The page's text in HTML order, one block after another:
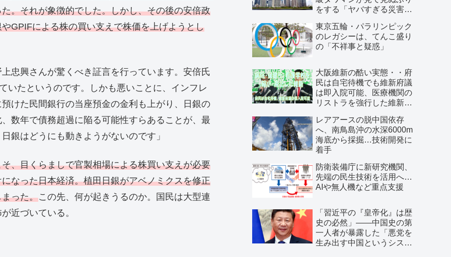
。それが象徴的でした。しかし、その後の安倍政
GPIFによる株の買い支えで株価を上げようとし
忠興さんが驚くべき証言を行っています。安倍氏
いたというのです。しかも悪いことに、インフレ
けた民間銀行の当座預金の金利も上がり、日銀の
数年で債務超過に陥る可能性すらあることが、最
銀はどうにも動きようがないのです」
、目くらましで官製相場による株買い支えが必要
なった日本経済。植田日銀がアベノミクスを修正
った。この先、何が起きうるのか。国民は大型連
近づいている。
をする「ヤバすぎる災害リ
東京五輪・パラリンピック
のレガシーは、てんこ盛り
の「不祥事と疑惑」
大阪維新の酷い実態・・府
民は自宅待機でも維新府議
は即入院可能、医療機関の
リストラを強行した維新、
開催…
レアアースの脱中国依存
へ、南鳥島沖の水深6000m
海底から採掘…技術開発に
着手
防衛装備庁に新研究機関、
先端の民生技術を活用へ…
AIや無人機など重点支援
「習近平の『皇帝化』は歴
史の必然」――中国史の第
一人者が暴露した「悪党を
生み出す中国というシステ